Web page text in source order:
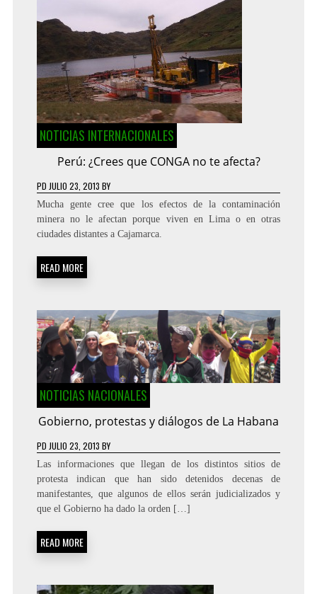
NOTICIAS INTERNACIONALES
Perú: ¿Crees que CONGA no te afecta?
PD JULIO 23, 2013 BY
Mucha gente cree que los efectos de la contaminación
minera no le afectan porque viven en Lima o en otras
ciudades distantes a Cajamarca.
READ MORE
NOTICIAS NACIONALES
Gobierno, protestas y diálogos de La Habana
PD JULIO 23, 2013 BY
Las informaciones que llegan de los distintos sitios de
protesta indican que han sido detenidos decenas de
manifestantes, que algunos de ellos serán judicializados y
que el Gobierno ha dado la orden […]
READ MORE